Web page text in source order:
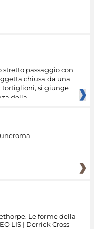
stretto passaggio con
chiusa da una
tortiglioni, si giunge
della
Le forme della
LIS | Derrick Cross